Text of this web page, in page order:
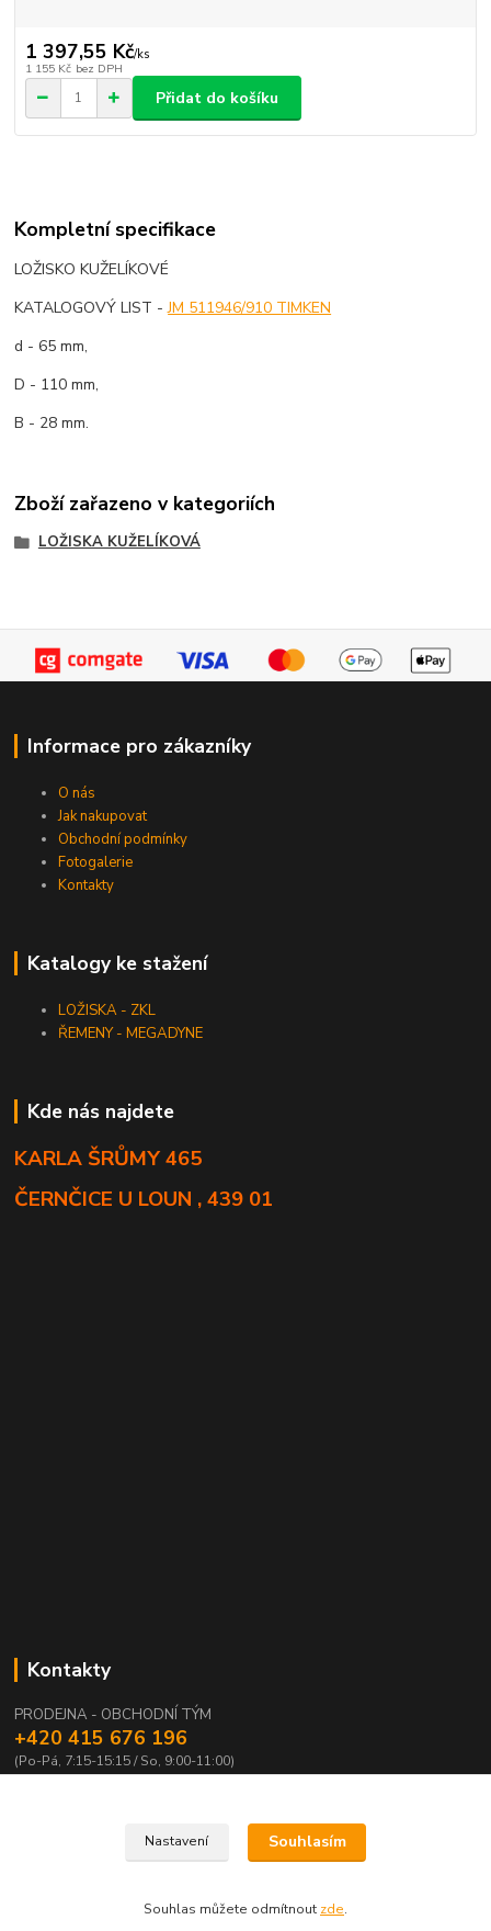
1 397,55 Kč/ks
1 155 Kč bez DPH
Přidat do košíku
Kompletní specifikace
LOŽISKO KUŽELÍKOVÉ
KATALOGOVÝ LIST -JM 511946/910 TIMKEN
d - 65 mm,
D - 110 mm,
B - 28 mm.
Zboží zařazeno v kategoriích
LOŽISKA KUŽELÍKOVÁ
Informace pro zákazníky
O nás
Jak nakupovat
Obchodní podmínky
Fotogalerie
Kontakty
Katalogy ke stažení
LOŽISKA - ZKL
ŘEMENY - MEGADYNE
Kde nás najdete
KARLA ŠRŮMY 465
ČERNČICE U LOUN , 439 01
Kontakty
PRODEJNA - OBCHODNÍ TÝM
+420 415 676 196
(Po-Pá, 7:15-15:15 / So, 9:00-11:00)
Nastavení Souhlasím
Souhlas můžete odmítnout zde.